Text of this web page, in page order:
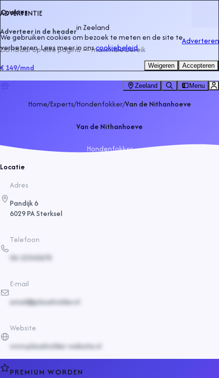
ADVERTENTIE
Adverteer in de headerinZeeland
Zichtbaar op elke pagina — maximale bereik
€ 149/mnd
Adverteren
Zeeland Menu
Home/Experts/Hondenfokker/Van de Nithanhoeve
Van de Nithanhoeve
Hondenfokker
Locatie
Adres
Pandijk 6
6029 PA Sterksel
Telefoon
06-12345678
E-mail
email@placeholder.nl
Website
www.placeholder-website.nl
PREMIUM WORDEN
Cookies
We gebruiken cookies om bezoek te meten en de site te
verbeteren. Lees meer in onscookiebeleid.
Weigeren Accepteren